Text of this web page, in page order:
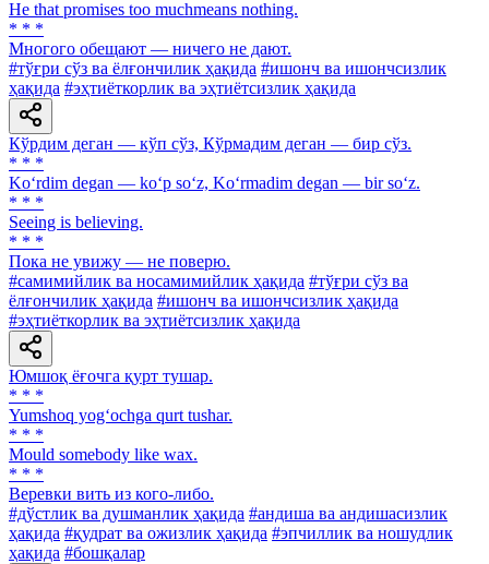
He that promises too muchmeans nothing.
* * *
Многого обещают — ничего не дают.
#тўғри сўз ва ёлғончилик ҳақида #ишонч ва ишончсизлик
ҳақида #эҳтиёткорлик ва эҳтиётсизлик ҳақида
Кўрдим деган — кўп сўз, Кўрмадим деган — бир сўз.
* * *
Ko‘rdim degan — ko‘p so‘z, Ko‘rmadim degan — bir so‘z.
* * *
Seeing is believing.
* * *
Пока не увижу — не поверю.
#самимийлик ва носамимийлик ҳақида #тўғри сўз ва
ёлғончилик ҳақида #ишонч ва ишончсизлик ҳақида
#эҳтиёткорлик ва эҳтиётсизлик ҳақида
Юмшоқ ёғочга қурт тушар.
* * *
Yumshoq yog‘ochga qurt tushar.
* * *
Mould somebody like wax.
* * *
Веревки вить из кого-либо.
#дўстлик ва душманлик ҳақида #андиша ва андишасизлик
ҳақида #қудрат ва ожизлик ҳақида #эпчиллик ва ношудлик
ҳақида #бошқалар